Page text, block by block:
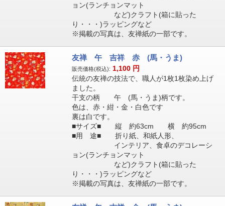
ョン(ランチョンマット
など)クラフト(箱に貼った
り・・・)ラッピングなど
※掲載の写真は、友禅紙の一部です。
友禅 午 吉祥 赤 (馬・うま)
販売価格(税込): 1,100 円
伝統の友禅の技法で、職人が1枚1枚染め上げ
ました。
干支の柄 午 (馬・うま)柄です。
色は、赤・紺・金・白色です
裏は白です。
■サイズ■ 縦 約63cm 横 約95cm
■用 途■ 折り紙、和紙人形、
インテリア、食卓のデコレーシ
ョン(ランチョンマット
など)クラフト(箱に貼った
り・・・)ラッピングなど
※掲載の写真は、友禅紙の一部です。